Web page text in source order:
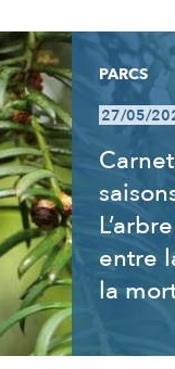
PARCS
27/05/
entre
la